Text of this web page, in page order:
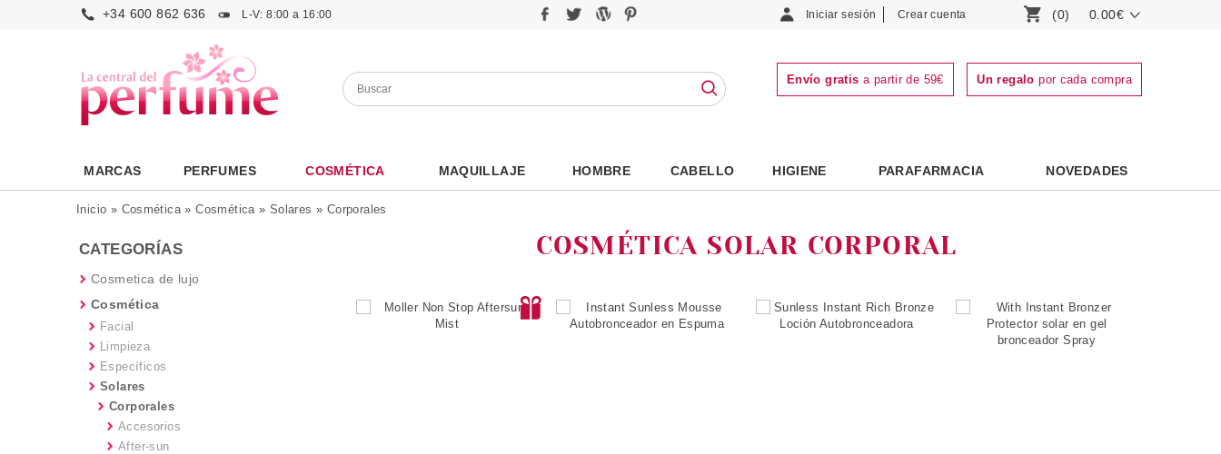
+34 600 862 636 L-V: 8:00 a 16:00 Iniciar sesión Crear cuenta (0) 0.00€
Envío gratis a partir de 59€ Un regalo por cada compra
MARCAS PERFUMES COSMÉTICA MAQUILLAJE HOMBRE CABELLO HIGIENE PARAFARMACIA NOVEDADES
Inicio » Cosmética»Cosmética» Solares » Corporales
CATEGORÍAS
Cosmetica de lujo
Cosmética
Facial
Limpieza
Específicos
Solares
Corporales
Accesorios
After-sun
COSMÉTICA SOLAR CORPORAL